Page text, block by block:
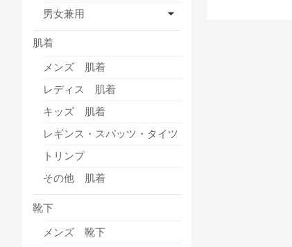
男女兼用
肌着
メンズ 肌着
レディス 肌着
キッズ 肌着
レギンス・スパッツ・タイツ
トリンプ
その他 肌着
靴下
メンズ 靴下